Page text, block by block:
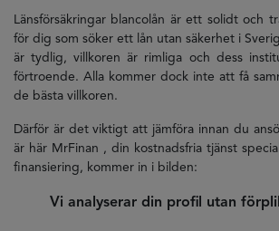
Länsförsäkringar blancolån är ett solidt och
för dig som söker ett lån utan säkerhet i
är tydlig, villkoren är rimliga och dess
förtroende. Alla kommer dock inte att få
de bästa villkoren.
Därför är det viktigt att jämföra innan du
är här MrFinan , din kostnadsfria tjänst
finansiering, kommer in i bilden:
Vi analyserar din profil utan